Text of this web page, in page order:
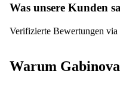
Was unsere Kunden
Verifizierte Bewertungen via
Warum